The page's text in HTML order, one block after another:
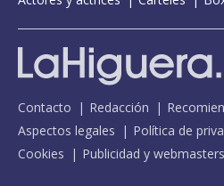
Contacto Redacción
Aspectos legales
Política de
Cookies
Publicidad y webmasters